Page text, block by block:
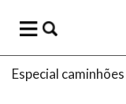
Especial caminhões